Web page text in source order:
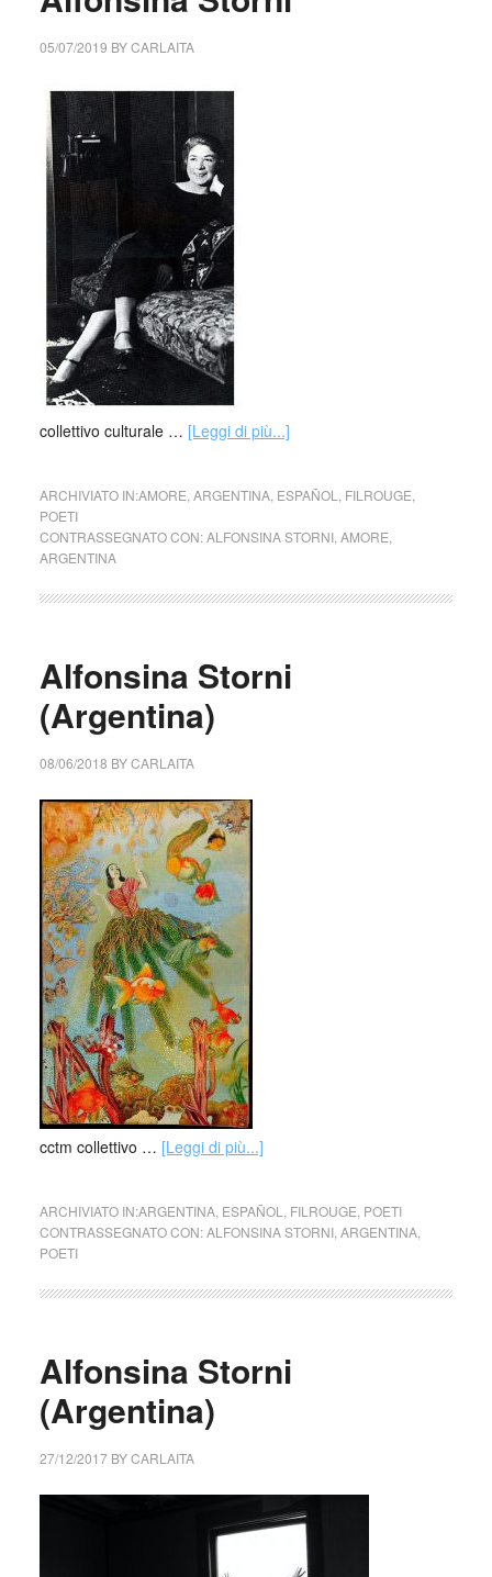
05/07/2019 BYCARLAITA
collettivo culturale … [Leggi di più...]
ARCHIVIATO IN:AMORE ARGENTINA, ESPAÑOL FILROUGE
POETI
CONTRASSEGNATO CON:ALFONSINA STORNI, AMORE
ARGENTINA
Alfonsina Storni
(Argentina)
08/06/2018 BYCARLAITA
cctm collettivo … [Leggi di più...]
ARCHIVIATO IN:ARGENTINA, ESPAÑOL FILROUGE POETI
CONTRASSEGNATO CON:ALFONSINA STORNI, ARGENTINA,
POETI
Alfonsina Storni
(Argentina)
27/12/2017BYCARLAITA